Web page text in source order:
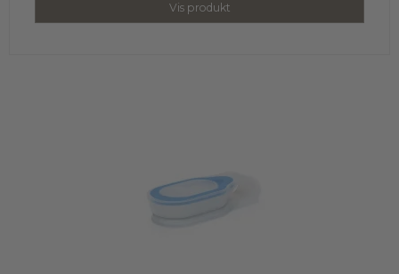
Vis produkt